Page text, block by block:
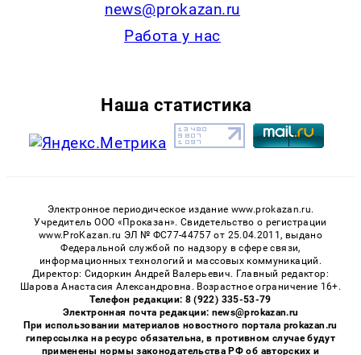
news@prokazan.ru
Работа у нас
Наша статистика
Электронное периодическое издание www.prokazan.ru.
Учредитель ООО «Проказан». Cвидетельство о регистрации
www.ProKazan.ru ЭЛ № ФС77-44757 от 25.04.2011, выдано
Федеральной службой по надзору в сфере связи,
информационных технологий и массовых коммуникаций.
Директор: Сидоркин Андрей Валерьевич. Главный редактор:
Шарова Анастасия Александровна. Возрастное ограничение 16+.
Телефон редакции: 8 (922) 335-53-79
Электронная почта редакции: news@prokazan.ru
При использовании материалов новостного портала prokazan.ru
гиперссылка на ресурс обязательна, в противном случае будут
применены нормы законодательства РФ об авторских и